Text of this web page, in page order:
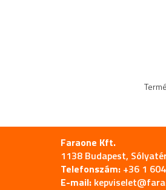
Faraone Kft.
1138 Budapest,
Telefonszám: +36 1
E-mail: